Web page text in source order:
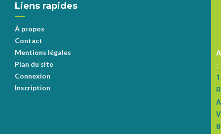
Liens rapides
À propos
Contact
Mentions légales
Plan du site
Connexion
Inscription
: